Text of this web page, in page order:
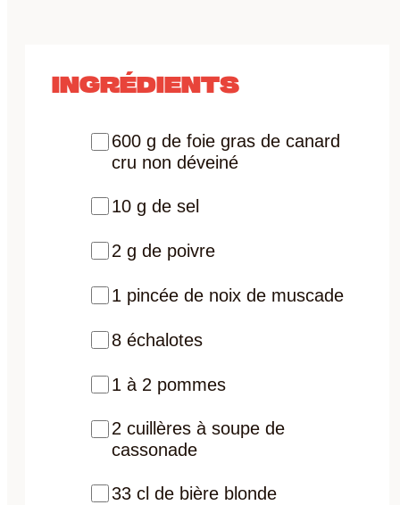
INGRÉDIENTS
600 g de foie gras de canard
cru non déveiné
10 g de sel
2 g de poivre
1 pincée de noix de muscade
8 échalotes
1 à 2 pommes
2 cuillères à soupe de
cassonade
33 cl de bière blonde